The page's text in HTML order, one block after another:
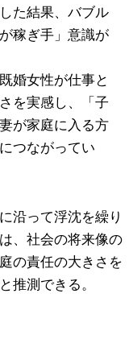
た結果、バブル
稼ぎ手」意識が
婚女性が仕事と
を実感し、「子
が家庭に入る方
つながってい
沿って浮沈を繰り
、社会の将来像の
の責任の大きさを
推測できる。